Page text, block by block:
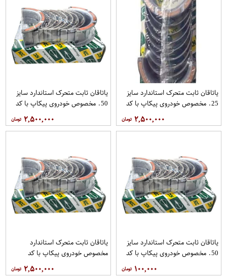
یاتاقان ثابت متحرک استاندارد سایز
25. مخصوص خودروی پیکاپ با کد
فنیMS1209GPبرند NDC فروشگاه
مگاموتور
۲,۵۰۰,۰۰۰
یاتاقان ثابت متحرک استاندارد سایز
50. مخصوص خودروی پیکاپ با کد
فنیMS1209GPبرند NDC فروشگاه
مگاموتور
۲,۵۰۰,۰۰۰
یاتاقان ثابت متحرک استاندارد سایز
50. مخصوص خودروی پیکاپ با کد
فنیMS1209GPبرند NDC فروشگاه
مگاموتور
۱۰۰,۰۰۰
یاتاقان ثابت متحرک استاندارد
مخصوص خودروی پیکاپ با کد
فنیMS1209GPبرند NDC فروشگاه
مگاموتور
۲,۵۰۰,۰۰۰